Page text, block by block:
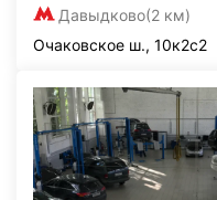
Давыдково(2 км)
Очаковское ш., 10к2с2